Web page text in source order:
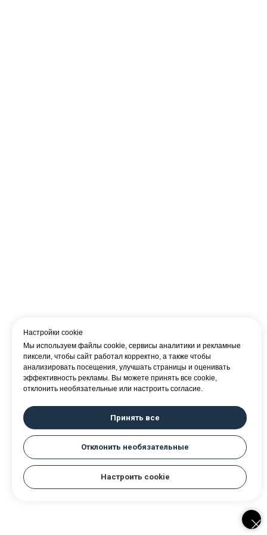
Настройки cookie
Мы используем файлы cookie, сервисы аналитики и рекламные
пиксели, чтобы сайт работал корректно, а также чтобы
анализировать посещения, улучшать страницы и оценивать
эффективность рекламы. Вы можете принять все cookie,
отклонить необязательные или настроить согласие.
Принять все
Отклонить необязательные
Настроить cookie